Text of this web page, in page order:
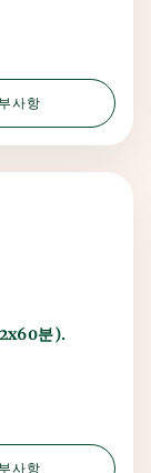
사항
분).
사항